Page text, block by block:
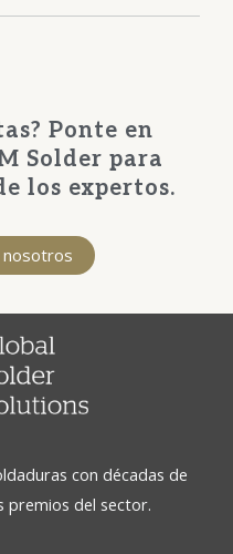
Ponte en
Solder para
los expertos.
nosotros
con décadas de
premios del sector.